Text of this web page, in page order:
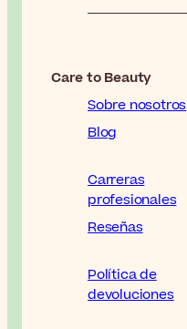
Care to Beauty
Sobre nosotros
Blog
Carreras
profesionales
Reseñas
Política de
devoluciones